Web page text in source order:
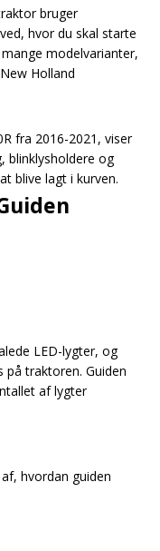
bruger
hvor du skal starte
modelvarianter,
Holland
fra 2016-2021, viser
blinklysholdere og
blive lagt i kurven.
LED-lygter, og
på traktoren. Guiden
af lygter
hvordan guiden